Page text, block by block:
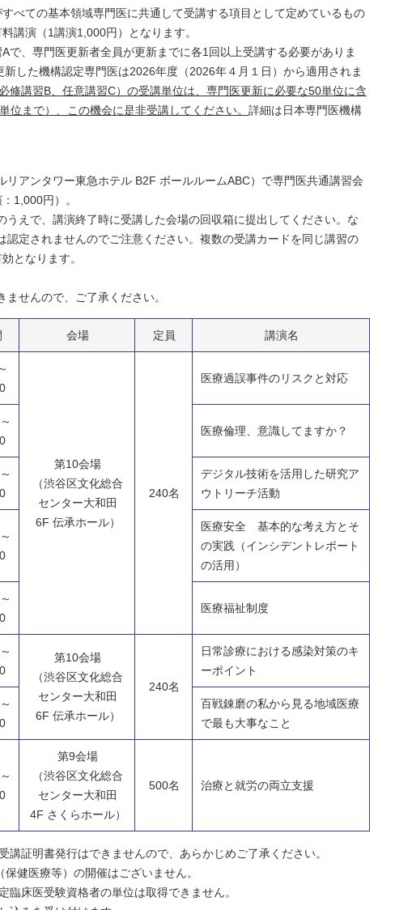
べての基本領域専門医に共通して受講する項目として定めているもの
講演（1講演1,000円）となります。
で、専門医更新者全員が更新までに各1回以上受講する必要がありま
した機構認定専門医は2026年度（2026年４月１日）から適用されま
修講習B、任意講習C）の受講単位は、専門医更新に必要な50単位に含
まで）、この機会に是非受講してください。 詳細は日本専門医機構
リアンタワー東急ホテル B2F ボールルームABC）で専門医共通講習会
1,000円）。
うえで、講演終了時に受講した会場の回収箱に提出してください。な
認定されませんのでご注意ください。複数の受講カードを同じ講習の
となります。
せんので、ご了承ください。
会場 定員 講演名
第10会場
（渋谷区文化総合
センター大和田
6F 伝承ホール）
240名
医療過誤事件のリスクと対応
医療倫理、意識してますか？
デジタル技術を活用した研究ア
ウトリーチ活動
医療安全 基本的な考え方とそ
の実践（インシデントレポート
の活用）
医療福祉制度
第10会場
（渋谷区文化総合
センター大和田
6F 伝承ホール）
240名
日常診療における感染対策のキ
ーポイント
百戦錬磨の私から見る地域医療
で最も大事なこと
第9会場
（渋谷区文化総合
センター大和田
4F さくらホール）
500名 治療と就労の両立支援
証明書発行はできませんので、あらかじめご了承ください。
健医療等）の開催はございません。
床医受験資格者の単位は取得できません。